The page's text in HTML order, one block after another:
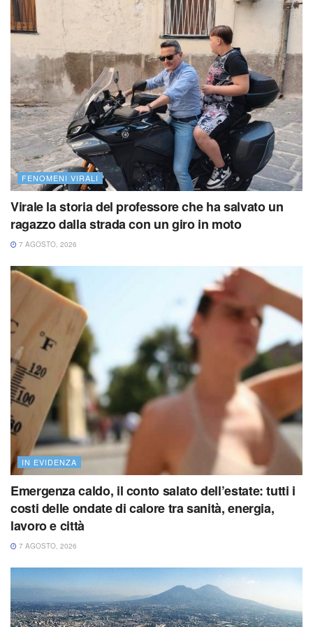
FENOMENI VIRALI
Virale la storia del professore che ha salvato un
ragazzo dalla strada con un giro in moto
7 AGOSTO, 2026
IN EVIDENZA
Emergenza caldo, il conto salato dell’estate: tutti i
costi delle ondate di calore tra sanità, energia,
lavoro e città
7 AGOSTO, 2026